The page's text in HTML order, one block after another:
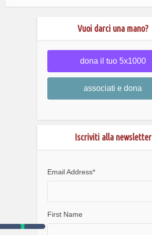
Vuoi darci una mano?
dona il tuo 5x1000
associati e dona
Iscriviti alla newsletter
Email Address*
First Name